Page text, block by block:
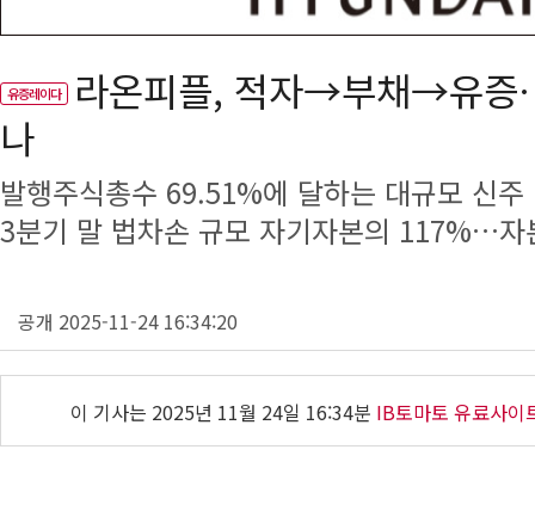
유증레이다
라온피플, 적자→부채→유증
나
발행주식총수 69.51%에 달하는 대규모 신주
3분기 말 법차손 규모 자기자본의 117%…자
공개 2025-11-24 16:34:20
이 기사는 2025년 11월 24일 16:34분 IB토마토 유료사이